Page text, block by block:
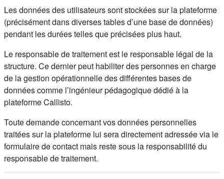
Les données des utilisateurs sont stockées sur la plateforme
(précisément dans diverses tables d’une base de données)
pendant les durées telles que précisées plus haut.
Le responsable de traitement est le responsable légal de la
structure. Ce dernier peut habiliter des personnes en charge
de la gestion opérationnelle des différentes bases de
données comme l’ingénieur pédagogique dédié à la
plateforme Callisto.
Toute demande concernant vos données personnelles
traitées sur la plateforme lui sera directement adressée via le
formulaire de contact mais reste sous la responsabilité du
responsable de traitement.